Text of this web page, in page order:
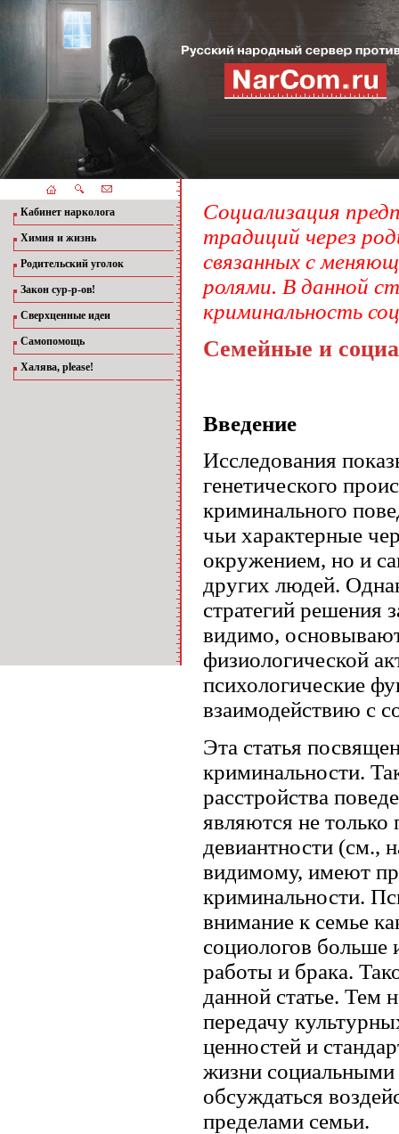
Кабинет нарколога
Химия и жизнь
Родительский уголок
Закон сур-р-ов!
Сверхценные идеи
Самопомощь
Халява, please!
Социализация
традиций через
связанных с
ролями. В данной
криминальность
Семейные и
Введение
Исследования
генетического
криминального
чьи характерные
окружением, но и
других людей.
стратегий решения
видимо,
физиологической
психологические
взаимодействию с
Эта статья
криминальности.
расстройства
являются не только
девиантности (см.,
видимому, имеют
криминальности.
внимание к семье
социологов больше
работы и брака.
данной статье. Тем
передачу
ценностей и
жизни социальными
обсуждаться
пределами семьи.